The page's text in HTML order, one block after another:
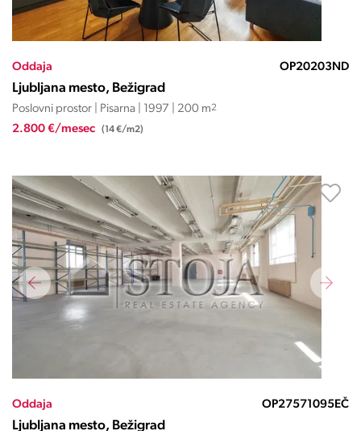
Oddaja OP20203ND
Ljubljana mesto, Bežigrad
Poslovni prostor | Pisarna | 1997 | 200 m2
2.800 €/mesec (14 €/m2)
Oddaja OP27571095EČ
Ljubljana mesto, Bežigrad